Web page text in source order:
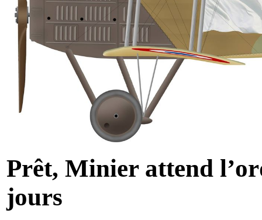
Prêt, Minier attend
jours